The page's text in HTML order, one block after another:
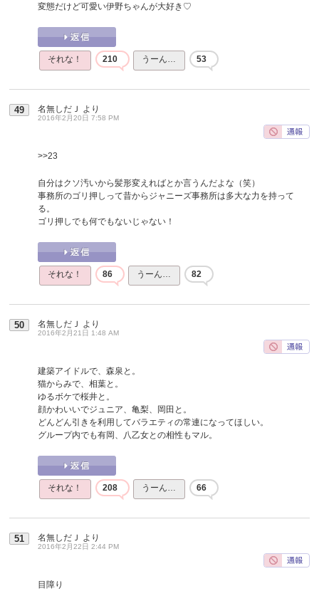
変態だけど可愛い伊野ちゃんが大好き♡
それな！ 210 うーん… 53
49 名無しだＪ より
2016年2月20日 7:58 PM
>>23
自分はクソ汚いから髪形変えればとか言うんだよな（笑）
事務所のゴリ押しって昔からジャニーズ事務所は多大な力を持って
る。
ゴリ押しでも何でもないじゃない！
それな！ 86 うーん… 82
50 名無しだＪ より
2016年2月21日 1:48 AM
建築アイドルで、森泉と。
猫からみで、相葉と。
ゆるボケで桜井と。
顔かわいいでジュニア、亀梨、岡田と。
どんどん引きを利用してバラエティの常連になってほしい。
グループ内でも有岡、八乙女との相性もマル。
それな！ 208 うーん… 66
51 名無しだＪ より
2016年2月22日 2:44 PM
目障り